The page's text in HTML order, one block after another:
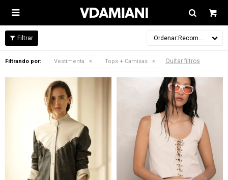

Recomendados
Filtrando por: Vestimenta Tops + Camisas Quitar filtros